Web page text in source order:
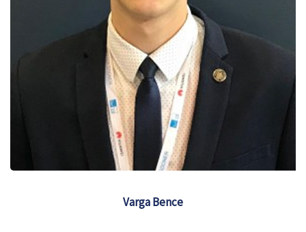
Varga Bence